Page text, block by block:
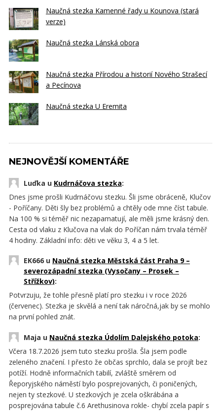
Naučná stezka Kamenné řady u Kounova (stará
verze)
Naučná stezka Lánská obora
Naučná stezka Přírodou a historií Nového Strašecí
a Pecínova
Naučná stezka U Eremita
NEJNOVĚJŠÍ KOMENTÁŘE
Luďka u Kudrnáčova stezka:
Dnes jsme prošli Kudrnáčovu stezku. Šli jsme obráceně, Klučov
- Poříčany. Děti šly bez problémů a chtěly ode mne číst tabule.
Na 100 % si téměř nic nezapamatují, ale měli jsme krásný den.
Cesta od vlaku z Klučova na vlak do Poříčan nám trvala téměř
4 hodiny. Základní info: děti ve věku 3, 4 a 5 let.
EK666 u Naučná stezka Městská část Praha 9 –
severozápadní stezka (Vysočany – Prosek –
Střížkov):
Potvrzuju, že tohle přesně platí pro stezku i v roce 2026
(červenec). Stezka je skvělá a není tak náročná,jak by se mohlo
na první pohled znát.
Maja u Naučná stezka Údolím Dalejského potoka:
Včera 18.7.2026 jsem tuto stezku prošla. Šla jsem podle
zeleného značení. I přesto že občas sprchlo, dala se projít bez
potíží. Hodně informačních tabilí, zvláště směrem od
Řeporyjského náměstí bylo posprejovaných, či poničených,
nejen ty stezkové. U stezkových je zcela oškrábána a
posprejována tabule č.6 Arethusinova rokle- chybí zcela papír s